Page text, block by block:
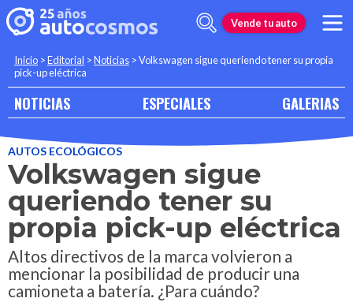
Vende tu auto
Inicio >Editorial >Noticias >Volkswagen sigue queriendo tener su propia
pick-up eléctrica
NOTICIAS ESPECIALES GALERIAS
AUTOS ECOLÓGICOS
Volkswagen sigue
queriendo tener su
propia pick-up eléctrica
Altos directivos de la marca volvieron a
mencionar la posibilidad de producir una
camioneta a batería. ¿Para cuándo?